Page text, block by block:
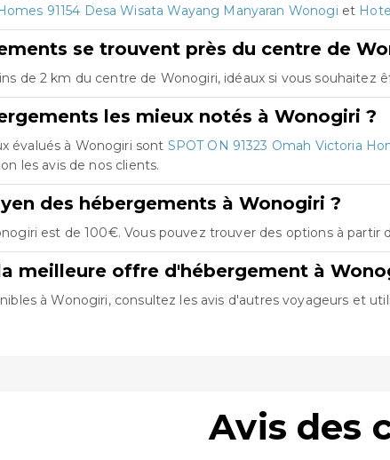
91154 Desa Wisata Wayang Manyaran Wonogi et
se trouvent près du centre de
de 2 km du centre de Wonogiri, idéaux si vous souhaitez
les mieux notés à Wonogiri ?
évalués à Wonogiri sont SPOT ON 91323 Omah Victoria
les avis de nos clients.
des hébergements à Wonogiri ?
est de 100€. Vous pouvez trouver des options à partir
meilleure offre d'hébergement à
à Wonogiri, consultez les avis d'autres voyageurs et
Avis des